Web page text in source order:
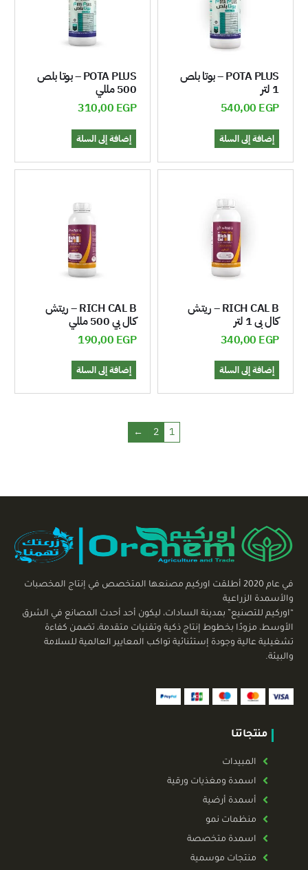
POTA PLUS – بوتا بلص
1 لتر
540,00 EGP
إضافة إلى السلة
POTA PLUS – بوتا بلص
500 مللي
310,00 EGP
إضافة إلى السلة
RICH CAL B – ريتش
كال بى 1 لتر
340,00 EGP
إضافة إلى السلة
RICH CAL B – ريتش
كال بي 500 مللي
190,00 EGP
إضافة إلى السلة
1
2
←
في عام 2020 أطلقت اوركيم مصنعها المتخصص في إنتاج المخصبات
والأسمدة الزراعية
“اوركيم للتصنيع” بمدينة السادات، ليكون أحد أحدث المصانع في الشرق
الأوسط، مزودًا بخطوط إنتاج ذكية وتقنيات متقدمة، تضمن كفاءة
تشغيلية عالية وجودة إستثنائية تواكب المعايير العالمية للسلامة
والبيئة.
منتجاتنا
المبيدات
اسمدة ومغذيات ورقية
أسمدة أرضية
منظمات نمو
اسمدة متخصصة
منتجات موسمية